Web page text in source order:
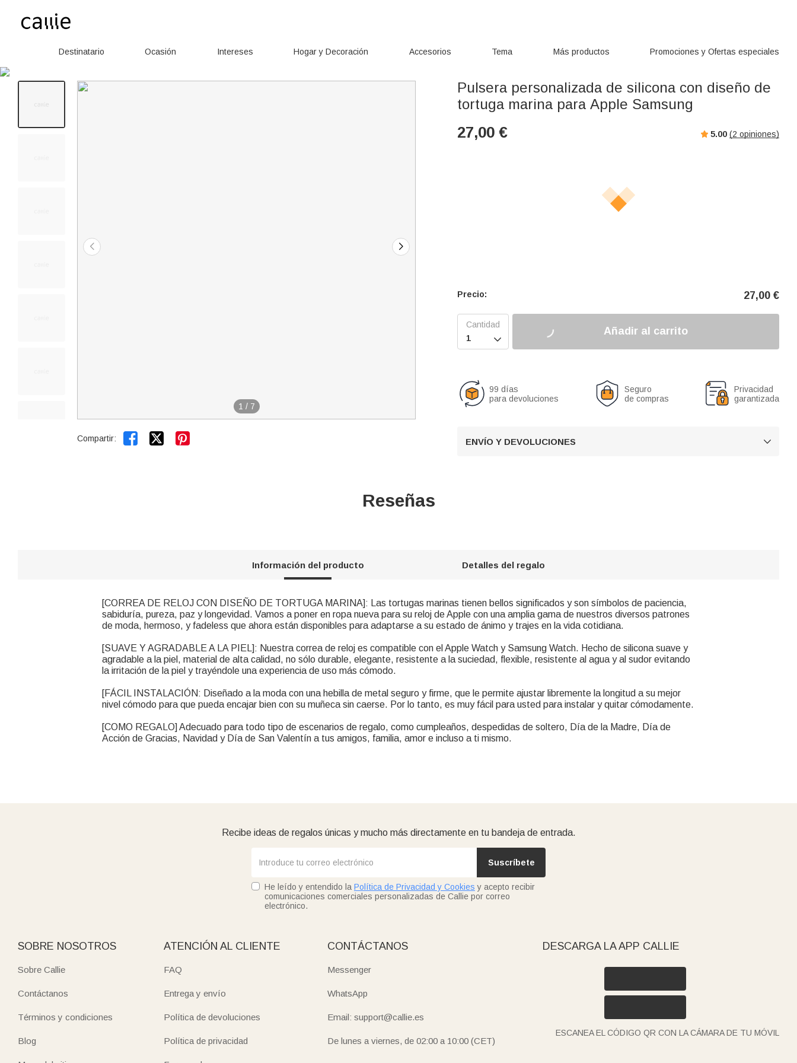
Destinatario Ocasión Intereses Hogar y Decoración Accesorios Tema Más productos Promociones y Ofertas especiales
1 / 7
Compartir:  
Pulsera personalizada de silicona con diseño de
tortuga marina para Apple Samsung
27,00 € 5.00 (2 opiniones)
Precio: 27,00 €

Añadir al carrito
99 días
para devoluciones
Seguro
de compras
Privacidad
garantizada
ENVÍO Y DEVOLUCIONES 
Reseñas
Información del producto Detalles del regalo
[CORREA DE RELOJ CON DISEÑO DE TORTUGA MARINA]: Las tortugas marinas tienen bellos significados y son símbolos de paciencia,
sabiduría, pureza, paz y longevidad. Vamos a poner en ropa nueva para su reloj de Apple con una amplia gama de nuestros diversos patrones
de moda, hermoso, y fadeless que ahora están disponibles para adaptarse a su estado de ánimo y trajes en la vida cotidiana.
[SUAVE Y AGRADABLE A LA PIEL]: Nuestra correa de reloj es compatible con el Apple Watch y Samsung Watch. Hecho de silicona suave y
agradable a la piel, material de alta calidad, no sólo durable, elegante, resistente a la suciedad, flexible, resistente al agua y al sudor evitando
la irritación de la piel y trayéndole una experiencia de uso más cómodo.
[FÁCIL INSTALACIÓN: Diseñado a la moda con una hebilla de metal seguro y firme, que le permite ajustar libremente la longitud a su mejor
nivel cómodo para que pueda encajar bien con su muñeca sin caerse. Por lo tanto, es muy fácil para usted para instalar y quitar cómodamente.
[COMO REGALO] Adecuado para todo tipo de escenarios de regalo, como cumpleaños, despedidas de soltero, Día de la Madre, Día de
Acción de Gracias, Navidad y Día de San Valentín a tus amigos, familia, amor e incluso a ti mismo.
Recibe ideas de regalos únicas y mucho más directamente en tu bandeja de entrada.
Suscríbete
He leído y entendido la Política de Privacidad y Cookies y acepto recibir
comunicaciones comerciales personalizadas de Callie por correo
electrónico.
SOBRE NOSOTROS
Sobre Callie
Contáctanos
Términos y condiciones
Blog
ATENCIÓN AL CLIENTE
FAQ
Entrega y envío
Política de devoluciones
Política de privacidad
CONTÁCTANOS
Messenger
WhatsApp
Email: support@callie.es
De lunes a viernes, de 02:00 a 10:00 (CET)
DESCARGA LA APP CALLIE
ESCANEA EL CÓDIGO QR CON LA CÁMARA DE TU MÓVIL